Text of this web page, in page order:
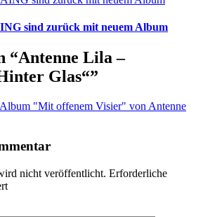
sind zurück mit neuem Album
“Antenne Lila –
Glas“”
"Mit offenem Visier" von Antenne
nicht veröffentlicht. Erforderliche